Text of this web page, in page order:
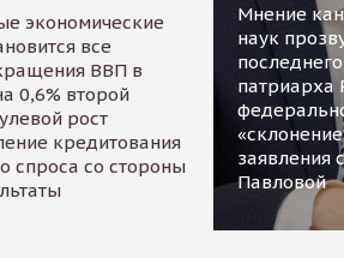
экономические
все
ВВП в
0,6% второй
рост
кредитования
спроса со стороны
Мнение
наук
патриарха
заявления
Павловой